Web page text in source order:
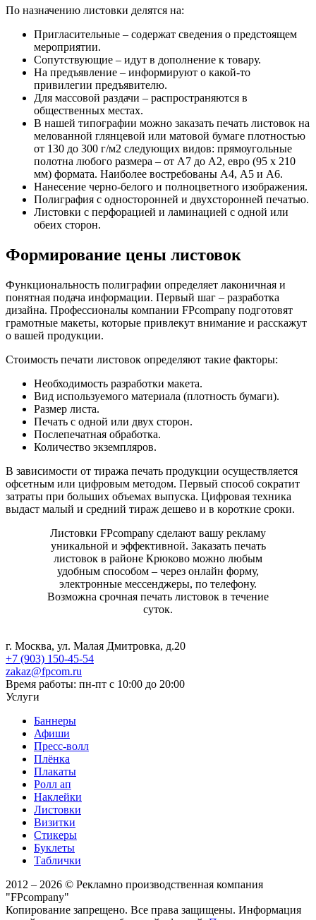
По назначению листовки делятся на:
Пригласительные – содержат сведения о предстоящем
мероприятии.
Сопутствующие – идут в дополнение к товару.
На предъявление – информируют о какой-то
привилегии предъявителю.
Для массовой раздачи – распространяются в
общественных местах.
В нашей типографии можно заказать печать листовок на
мелованной глянцевой или матовой бумаге плотностью
от 130 до 300 г/м2 следующих видов: прямоугольные
полотна любого размера – от А7 до А2, евро (95 х 210
мм) формата. Наиболее востребованы А4, А5 и А6.
Нанесение черно-белого и полноцветного изображения.
Полиграфия с односторонней и двухсторонней печатью.
Листовки с перфорацией и ламинацией с одной или
обеих сторон.
Формирование цены листовок
Функциональность полиграфии определяет лаконичная и
понятная подача информации. Первый шаг – разработка
дизайна. Профессионалы компании FPcompany подготовят
грамотные макеты, которые привлекут внимание и расскажут
о вашей продукции.
Стоимость печати листовок определяют такие факторы:
Необходимость разработки макета.
Вид используемого материала (плотность бумаги).
Размер листа.
Печать с одной или двух сторон.
Послепечатная обработка.
Количество экземпляров.
В зависимости от тиража печать продукции осуществляется
офсетным или цифровым методом. Первый способ сократит
затраты при больших объемах выпуска. Цифровая техника
выдаст малый и средний тираж дешево и в короткие сроки.
Листовки FPcompany сделают вашу рекламу
уникальной и эффективной. Заказать печать
листовок в районе Крюково можно любым
удобным способом – через онлайн форму,
электронные мессенджеры, по телефону.
Возможна срочная печать листовок в течение
суток.
г. Москва, ул. Малая Дмитровка, д.20
+7 (903) 150-45-54
zakaz@fpcom.ru
Время работы: пн-пт с 10:00 до 20:00
Услуги
Баннеры
Афиши
Пресс-волл
Плёнка
Плакаты
Ролл ап
Наклейки
Листовки
Визитки
Стикеры
Буклеты
Таблички
2012 – 2026 © Рекламно производственная компания
"FPcompany"
Копирование запрещено. Все права защищены. Информация